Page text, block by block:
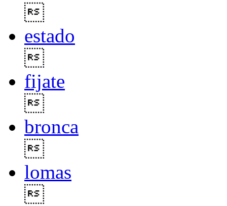
estado
fijate
bronca
lomas